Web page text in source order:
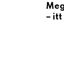
– itt